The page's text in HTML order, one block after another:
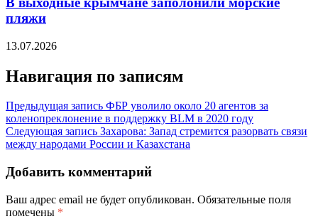
пляжи
13.07.2026
Навигация по записям
Предыдущая запись ФБР уволило около 20 агентов за
коленопреклонение в поддержку BLM в 2020 году
Следующая запись Захарова: Запад стремится разорвать связи
между народами России и Казахстана
Добавить комментарий
Ваш адрес email не будет опубликован. Обязательные поля
помечены *